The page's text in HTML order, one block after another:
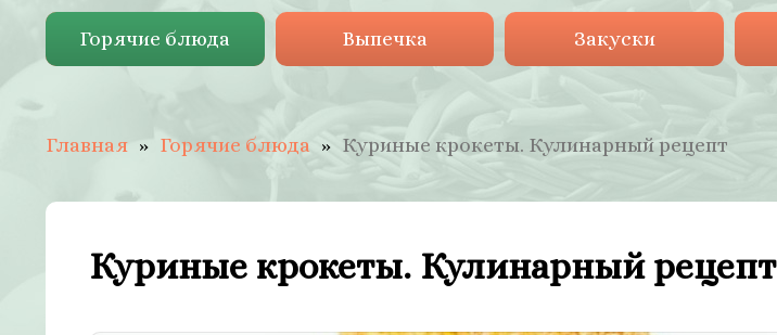
Горячие блюда Выпечка Закуски
Главная Горячие блюда Куриные крокеты. Кулинарный рецепт
Куриные крокеты. Кулинарный рецепт